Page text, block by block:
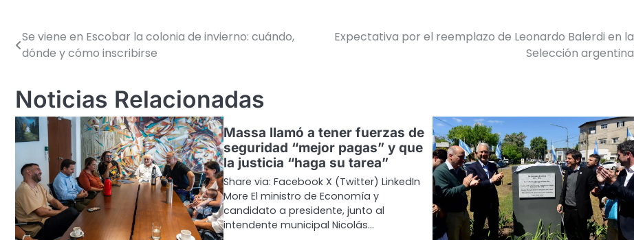
Navegación
entradas
Se viene en Escobar la colonia de invierno: cuándo,
dónde y cómo inscribirse
Expectativa por el reemplazo de Leonardo Balerdi en la
Selección argentina
Noticias Relacionadas
Massa llamó a tener fuerzas de
seguridad “mejor pagas” y que
la justicia “haga su tarea”
Share via: Facebook X (Twitter) LinkedIn
More El ministro de Economía y
candidato a presidente, junto al
intendente municipal Nicolás…